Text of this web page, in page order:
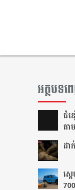
អត្ថបទ
ជំន
តា
ដា
ស្ត